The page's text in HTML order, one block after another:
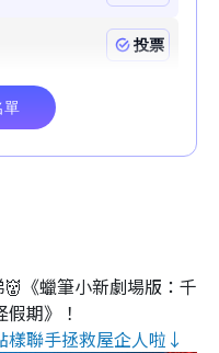
👹《蠟筆小新劇場版：千
期》！
樣聯手拯救屋企人啦↓